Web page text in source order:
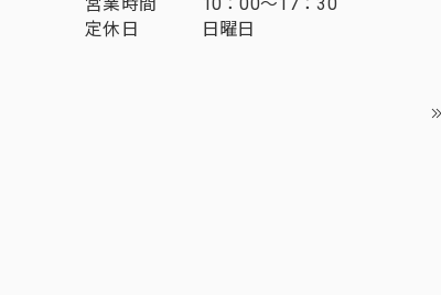
営業時間
10：00～17：30
定休日
日曜日